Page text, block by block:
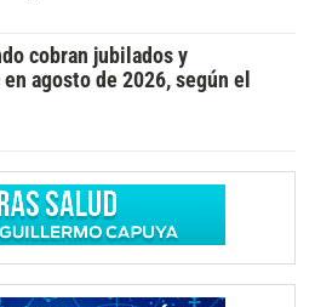
cobran jubilados y
agosto de 2026, según el